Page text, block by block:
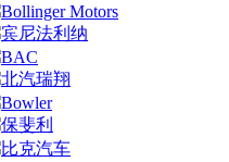
Bollinger Motors
宾尼法利纳
BAC
北汽瑞翔
Bowler
保斐利
比克汽车